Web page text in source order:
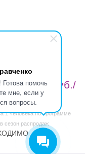
Готова помочь
мне, если у
вопросы.
от6 400
руб./
сутки
1 человека по программе
сезон распродаж